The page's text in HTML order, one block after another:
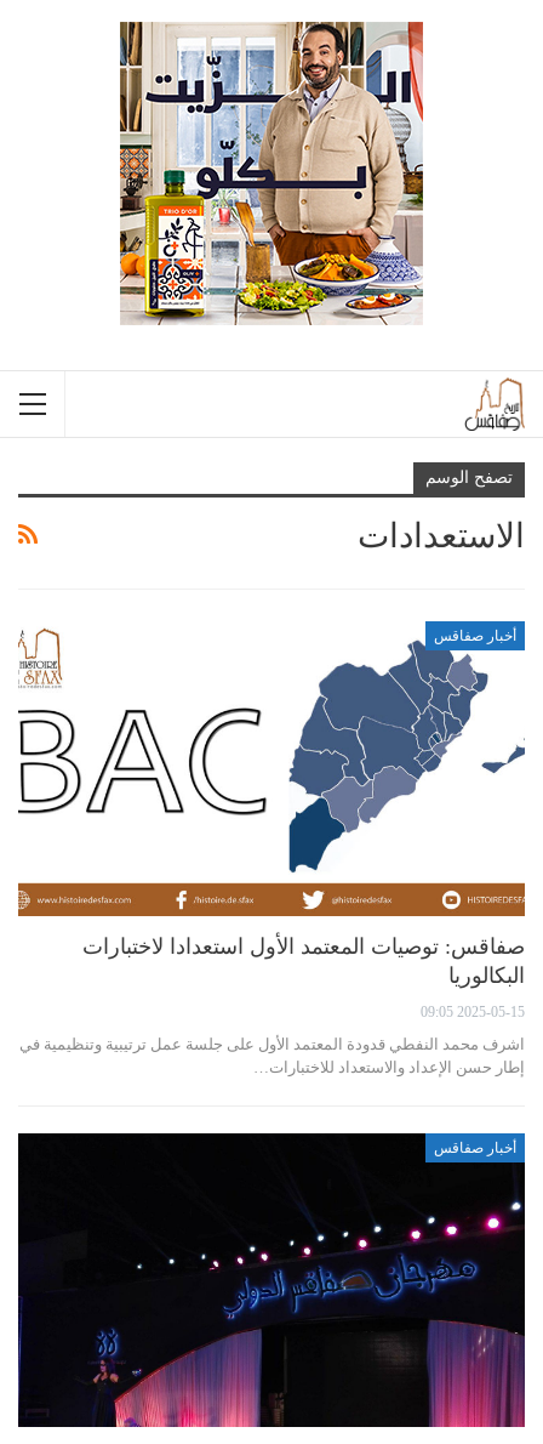
تصفح الوسم
الاستعدادات
أخبار صفاقس
صفاقس: توصيات المعتمد الأول استعدادا لاختبارات
البكالوريا
2025-05-15 09:05
اشرف محمد النفطي قدودة المعتمد الأول على جلسة عمل ترتيبية وتنظيمية في
إطار حسن الإعداد والاستعداد للاختبارات…
أخبار صفاقس